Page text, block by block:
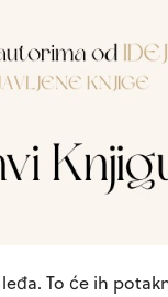
To će ih